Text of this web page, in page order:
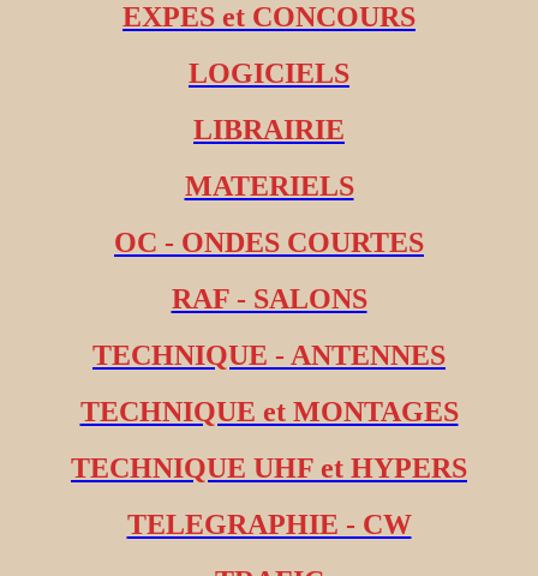
EXPES et CONCOURS
LOGICIELS
LIBRAIRIE
MATERIELS
OC - ONDES COURTES
RAF - SALONS
TECHNIQUE - ANTENNES
TECHNIQUE et MONTAGES
TECHNIQUE UHF et HYPERS
TELEGRAPHIE - CW